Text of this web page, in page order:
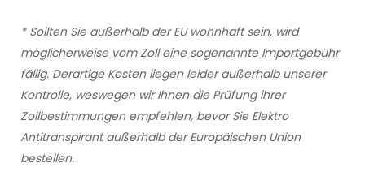
* Sollten Sie außerhalb der EU wohnhaft sein, wird
möglicherweise vom Zoll eine sogenannte Importgebühr
fällig. Derartige Kosten liegen leider außerhalb unserer
Kontrolle, weswegen wir Ihnen die Prüfung ihrer
Zollbestimmungen empfehlen, bevor Sie Elektro
Antitranspirant außerhalb der Europäischen Union
bestellen.